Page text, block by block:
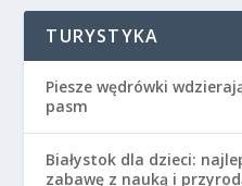
TURYSTYKA
Piesze wędrówki
pasm
Białystok dla dzieci:
zabawę z nauką i